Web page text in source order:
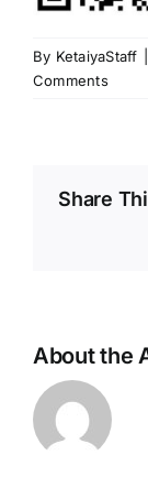
By KetaiyaStaff
Comments
Share
About the